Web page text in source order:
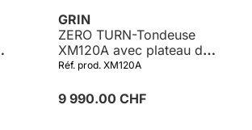
GRIN
ZERO TURN-Tondeuse
XM120A avec plateau de
coupe 120cm GRIN
Réf. prod. XM120A
9 990.00 CHF